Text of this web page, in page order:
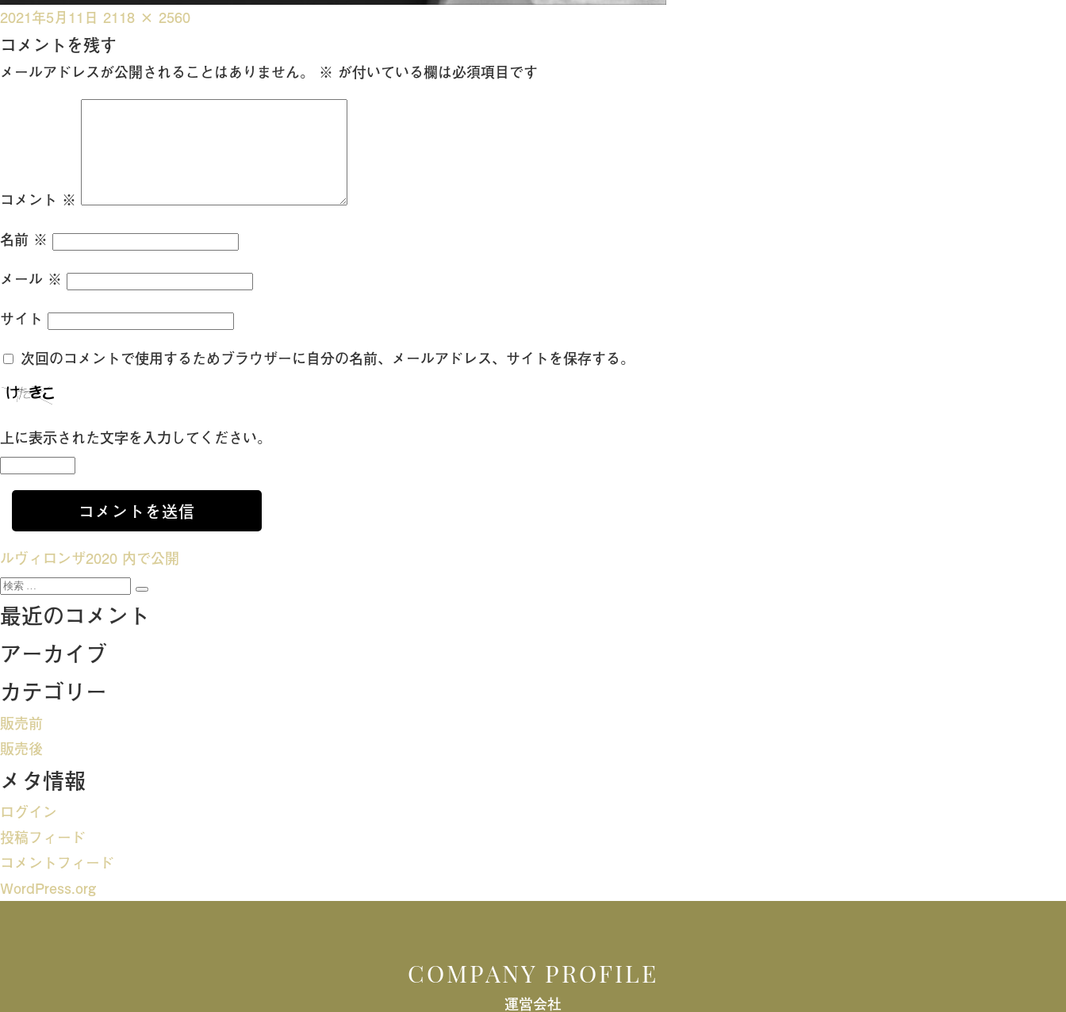
投
稿
日:
2021年5月11日 フ
ル
サ
2118 × 2560
コメントを残す
メールアドレスが公開されることはありません。 ※ が付いている欄は必須項目です
コメント ※
名前 ※
メール ※
サイト
次回のコメントで使用するためブラウザーに自分の名前、メールアドレス、サイトを保存する。
上に表示された文字を入力してください。
投
稿
ナ
ビ
ゲ
ー
シ
ョ
ン
ルヴィロンザ2020 内で公開
検
索:
検
最近のコメント
アーカイブ
カテゴリー
販売前
販売後
メタ情報
ログイン
投稿フィード
コメントフィード
WordPress.org
COMPANY PROFILE
運営会社